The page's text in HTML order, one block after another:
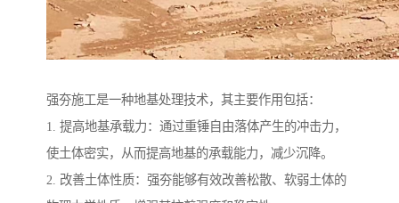
强夯施工是一种地基处理技术，其主要作用包括：
1. 提高地基承载力：通过重锤自由落体产生的冲击力，
使土体密实，从而提高地基的承载能力，减少沉降。
2. 改善土体性质：强夯能够有效改善松散、软弱土体的